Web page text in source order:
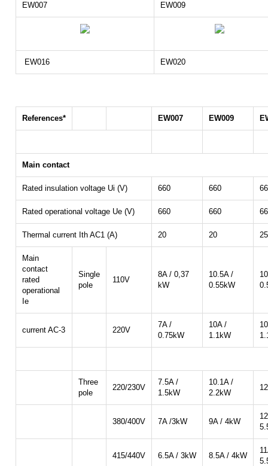
EW007 EW009
EW016 EW020
References* EW007 EW009
Main contact
Rated insulation voltage Ui (V) 660 660
Rated operational voltage Ue (V) 660 660
Thermal current Ith AC1 (A) 20 20 25
Main
contact
rated
operational
Ie
Single
pole
110V
8A / 0,37
kW
10.5A /
0.55kW
current AC-3 220V
7A /
0.75kW
10A /
1.1kW
Three
pole
220/230V
7.5A /
1.5kW
10.1A /
2.2kW
380/400V 7A /3kW 9A / 4kW
415/440V 6.5A / 3kW 8.5A / 4kW